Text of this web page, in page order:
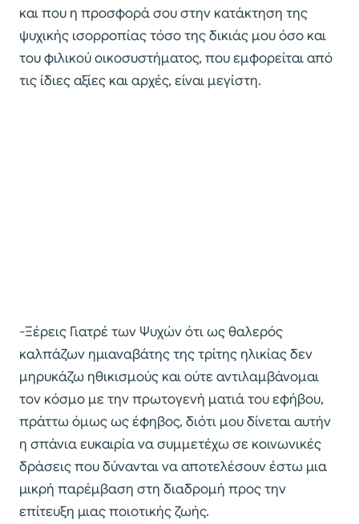
και που η προσφορά σου στην κατάκτηση της
ψυχικής ισορροπίας τόσο της δικιάς μου όσο και
του φιλικού οικοσυστήματος, που εμφορείται από
τις ίδιες αξίες και αρχές, είναι μεγίστη.
-Ξέρεις Γιατρέ των Ψυχών ότι ως θαλερός
καλπάζων ημιαναβάτης της τρίτης ηλικίας δεν
μηρυκάζω ηθικισμούς και ούτε αντιλαμβάνομαι
τον κόσμο με την πρωτογενή ματιά του εφήβου,
πράττω όμως ως έφηβος, διότι μου δίνεται αυτήν
η σπάνια ευκαιρία να συμμετέχω σε κοινωνικές
δράσεις που δύνανται να αποτελέσουν έστω μια
μικρή παρέμβαση στη διαδρομή προς την
επίτευξη μιας ποιοτικής ζωής.